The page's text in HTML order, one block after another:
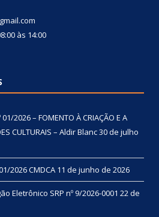
às 14:00
2026 – FOMENTO À CRIAÇÃO E A
CULTURAIS – Aldir Blanc30 de julho
2026 CMDCA 11 de junho de 2026
Eletrônico SRP nº 9/2026-0001 22 de